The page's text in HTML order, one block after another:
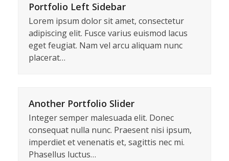
Portfolio Left Sidebar
Lorem ipsum dolor sit amet, consectetur
adipiscing elit. Fusce varius euismod lacus
eget feugiat. Nam vel arcu aliquam nunc
placerat…
Another Portfolio Slider
Integer semper malesuada elit. Donec
consequat nulla nunc. Praesent nisi ipsum,
imperdiet et venenatis et, sagittis nec mi.
Phasellus luctus…